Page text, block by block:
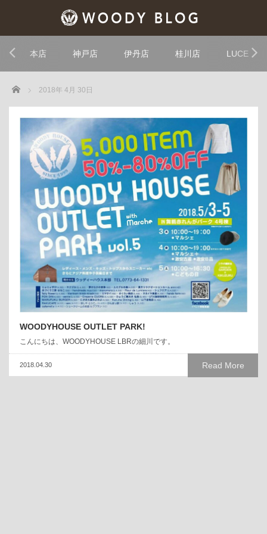
本店 神戸店 伊丹店 桂川店 LUCE
Home 2018年 4月 30日
WOODYHOUSE OUTLET PARK!
こんにちは、WOODYHOUSE LBRの細川です。
Read More
2018.04.30